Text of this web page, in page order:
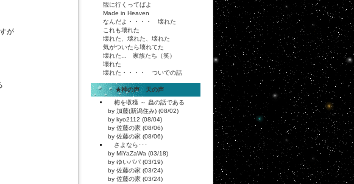
が
観に行くってばよ
Made in Heaven
なんだよ・・・・ 壊れた
これも壊れた
壊れた、壊れた、壊れた
気がついたら壊れてた
壊れた... 家族たち（笑）
壊れた
壊れた・・・・ ついでの話
★神の声 天の声
梅を収穫 ～ 蟲の話である
by 加藤(新潟住み) (08/02)
by kyo2112 (08/04)
by 佐藤の家 (08/06)
by 佐藤の家 (08/06)
さよなら･･･
by MiYaZaWa (03/18)
by ゆいパパ (03/19)
by 佐藤の家 (03/24)
by 佐藤の家 (03/24)